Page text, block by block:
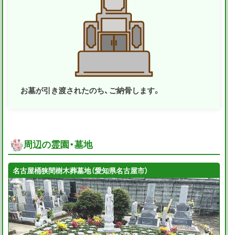
お墓が引き渡されたのち、ご納骨します。
周辺の霊園・墓地
名古屋桶狭間樹木葬墓地（愛知県名古屋市）